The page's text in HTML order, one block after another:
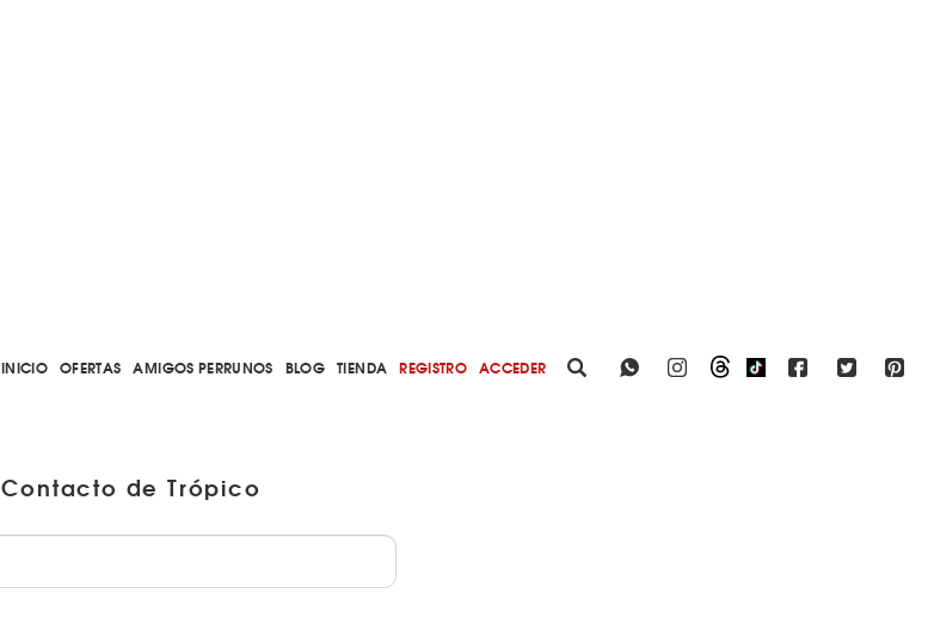
INICIO OFERTAS AMIGOS PERRUNOS BLOG TIENDA REGISTRO ACCEDER
Contacto de Trópico